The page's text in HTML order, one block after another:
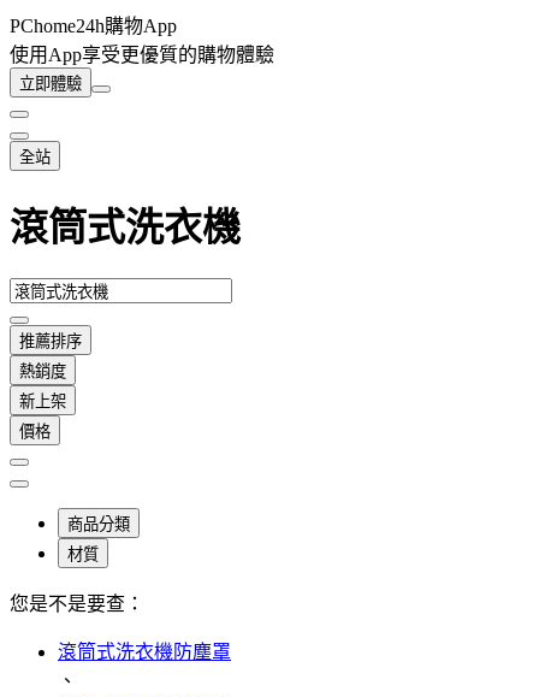
PChome24h購物App
使用App享受更優質的購物體驗
立即體驗
全站
滾筒式洗衣機
推薦排序
熱銷度
新上架
價格
商品分類
材質
您是不是要查：
滾筒式洗衣機防塵罩
、